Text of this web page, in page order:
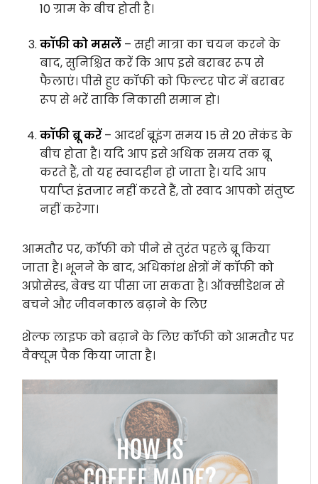
10 ग्राम के बीच होती है।
कॉफी को मसलें – सही मात्रा का चयन करने के
बाद, सुनिश्चित करें कि आप इसे बराबर रूप से
फैलाएं। पीसे हुए कॉफी को फिल्टर पोट में बराबर
रूप से भरें ताकि निकासी समान हो।
कॉफी ब्रू करें– आदर्श ब्रूइंग समय 15 से 20 सेकंड के
बीच होता है। यदि आप इसे अधिक समय तक ब्रू
करते हैं, तो यह स्वादहीन हो जाता है। यदि आप
पर्याप्त इंतजार नहीं करते हैं, तो स्वाद आपको संतुष्ट
नहीं करेगा।
आमतौर पर, कॉफी को पीने से तुरंत पहले ब्रू किया
जाता है। भूनने के बाद, अधिकांश क्षेत्रों में कॉफी को
अप्रोसेस्ड, बेक्ड या पीसा जा सकता है। ऑक्सीडेशन से
बचने और जीवनकाल बढ़ाने के लिए
शेल्फ लाइफ को बढ़ाने के लिए कॉफी को आमतौर पर
वैक्यूम पैक किया जाता है।